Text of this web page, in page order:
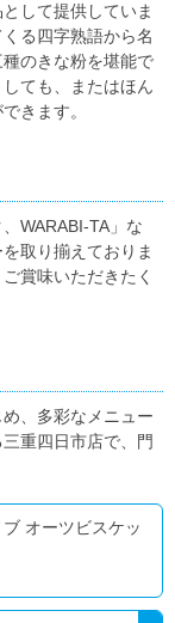
して提供していま
る四字熟語から名
のきな粉を堪能で
ても、またはほん
きます。
WARABI-TA」な
取り揃えておりま
賞味いただきたく
、多彩なメニュー
重四日市店で、門
オーツビスケッ